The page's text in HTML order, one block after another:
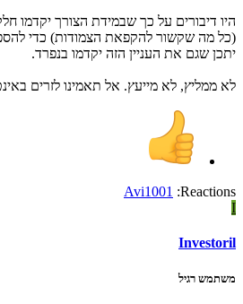
היו דיבורים על כך שבמידת הצורך יקדמו
(כל מה שקשור להקפאת הצמודות) כדי
יתכן שגם את העניין הזה יקדמו בנפרד.
לא ממליץ, לא מייעץ. אל תאמינו לזרים
Reactions:
Avi1001
I
Investoril
משתמש רגיל